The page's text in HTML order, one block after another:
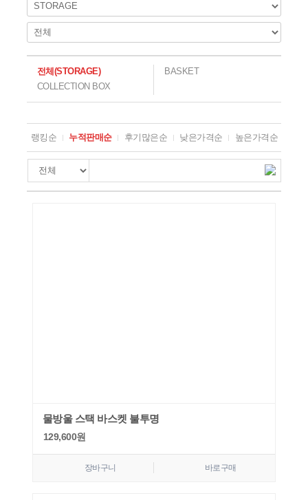
회사 소식
전체(STORAGE)
BASKET
COLLECTION BOX
랭킹순 누적판매순 후기많은순 낮은가격순 높은가격순
물방울 스택 바스켓 불투명
129,600원
장바구니 바로구매